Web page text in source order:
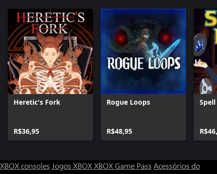
Heretic's Fork
R$36,95
Rogue Loops
R$48,95
XBOX consoles Jogos XBOXXBOX Game Pass Acessórios do